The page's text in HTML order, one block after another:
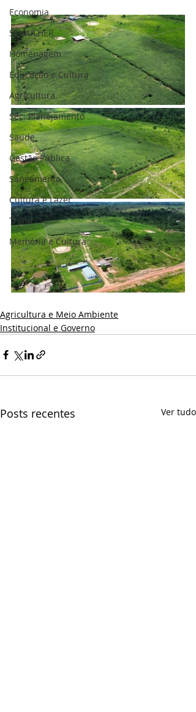
Economia
SEMULHER
Homenagem
Educação e Cultura
Agricultura
Sec. Planejamento
Saúde
Gestão Pública
Saneamento
Cultura e Lazer
Trilha
Memória e Cultura
Agricultura e Meio Ambiente
Institucional e Governo
Posts recentes Ver tudo